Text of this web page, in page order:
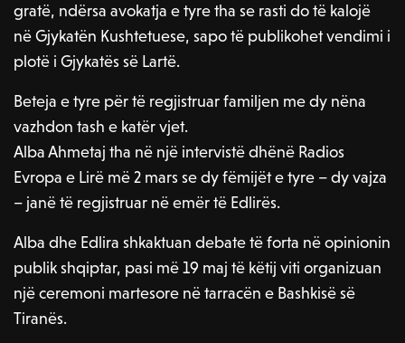
gratë, ndërsa avokatja e tyre tha se rasti do të kalojë
në Gjykatën Kushtetuese, sapo të publikohet vendimi i
plotë i Gjykatës së Lartë.
Beteja e tyre për të regjistruar familjen me dy nëna
vazhdon tash e katër vjet.
Alba Ahmetaj tha në një intervistë dhënë Radios
Evropa e Lirë më 2 mars se dy fëmijët e tyre – dy vajza
– janë të regjistruar në emër të Edlirës.
Alba dhe Edlira shkaktuan debate të forta në opinionin
publik shqiptar, pasi më 19 maj të këtij viti organizuan
një ceremoni martesore në tarracën e Bashkisë së
Tiranës.